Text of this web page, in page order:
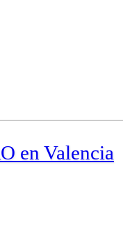
en Valencia